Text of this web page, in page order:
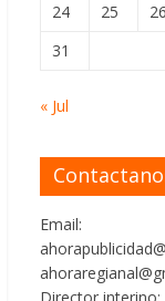
24
25 26
31
« Jul
Email: